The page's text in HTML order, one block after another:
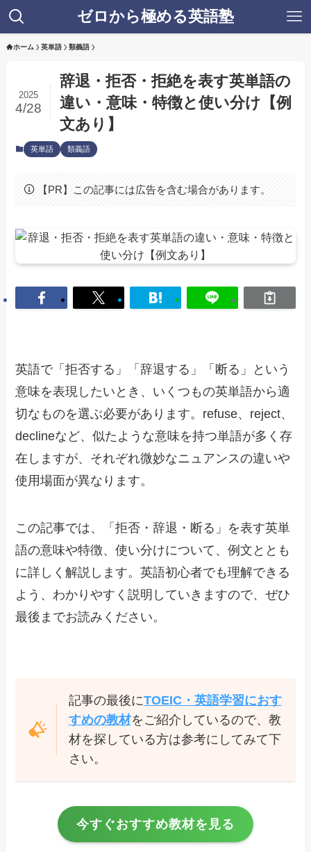
ゼロから極める英語塾
ホーム 英単語 類義語
辞退・拒否・拒絶を表す英単語の
違い・意味・特徴と使い分け【例
文あり】
2025
4/28
英単語 類義語
【PR】この記事には広告を含む場合があります。
英語で「拒否する」「辞退する」「断る」という
意味を表現したいとき、いくつもの英単語から適
切なものを選ぶ必要があります。refuse、reject、
declineなど、似たような意味を持つ単語が多く存
在しますが、それぞれ微妙なニュアンスの違いや
使用場面が異なります。
この記事では、「拒否・辞退・断る」を表す英単
語の意味や特徴、使い分けについて、例文ととも
に詳しく解説します。英語初心者でも理解できる
よう、わかりやすく説明していきますので、ぜひ
最後までお読みください。
記事の最後にTOEIC・英語学習におす
すめの教材をご紹介しているので、教
材を探している方は参考にしてみて下
さい。
今すぐおすすめ教材を見る